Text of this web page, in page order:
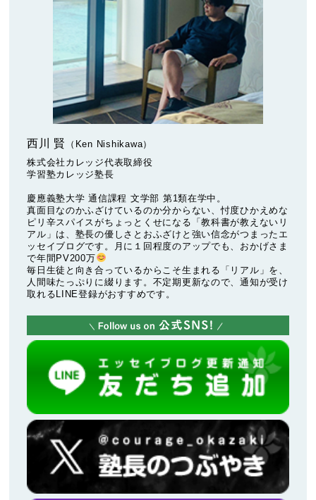
西川 賢
（Ken Nishikawa）
株式会社カレッジ代表取締役
学習塾カレッジ塾長
慶應義塾大学 通信課程 文学部 第1類在学中。
真面目なのかふざけているのか分からない、忖度ひかえめな
ピリ辛スパイスがちょっとくせになる「教科書が教えないリ
アル」は、塾長の優しさとおふざけと強い信念がつまったエ
ッセイブログです。月に１回程度のアップでも、おかげさま
で年間PV200万
毎日生徒と向き合っているからこそ生まれる「リアル」を、
人間味たっぷりに綴ります。不定期更新なので、通知が受け
取れるLINE登録がおすすめです。